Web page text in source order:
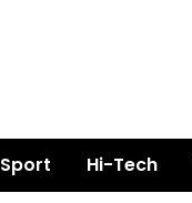
Sport Hi-Tech